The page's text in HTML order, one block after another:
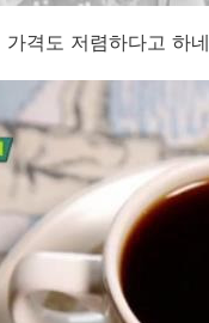
가격도 저렴하다고 하